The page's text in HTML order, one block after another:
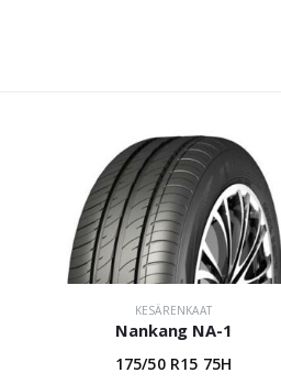
KESÄRENKAAT
Nankang NA-1
175/50 R15 75H